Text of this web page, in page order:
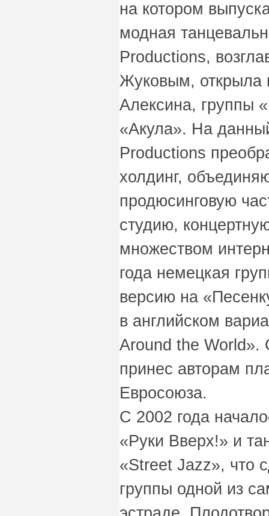
на котором
модная
Productions,
Жуковым,
Алексина, группы
«Акула». На
Productions
холдинг,
продюсинговую
студию,
множеством
года немецкая
версию на
в английском
Around the World».
принес авторам
Евросоюза.
С 2002 года
«Руки Вверх!» и
«Street Jazz», что
группы одной из